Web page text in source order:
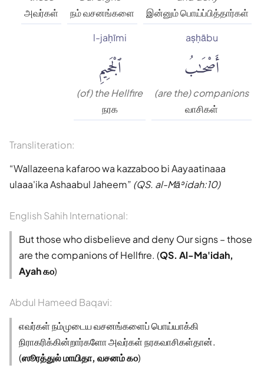
இன்னும் பொய்ப்பித்தார்கள்
நம் வசனங்களை
அவர்கள்
aṣḥābu
أَصْحَٰبُ
(are the) companions
வாசிகள்
l-jaḥīmi
ٱلْجَحِيمِ
(of) the Hellfire
நரக
Transliteration:
Wallazeena kafaroo wa kazzaboo bi Aayaatinaaa
ulaaa'ika Ashaabul Jaheem (QS. al-Māʾidah:10)
English Sahih International:
But those who disbelieve and deny Our signs – those
are the companions of Hellfire. (QS. Al-Ma'idah,
Ayah ௧௦)
Abdul Hameed Baqavi:
எவர்கள் நம்முடைய வசனங்களைப் பொய்யாக்கி
நிராகரிக்கின்றார்களோ அவர்கள் நரகவாசிகள்தான்.
(ஸூரத்துல் மாயிதா, வசனம் ௧௦)